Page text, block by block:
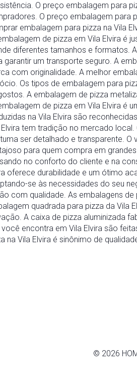
O preço embalagem para
O preço embalagem para
embalagem para pizza na Vila
de pizza em Vila Elvira é
diferentes tamanhos e formatos.
garantir um transporte seguro. A
com originalidade. A melhor
Os tipos de embalagem para
A embalagem de pizza
de pizza em Vila Elvira é
na Vila Elvira são
Elvira tem tradição no mercado
ser detalhado e transparente.
para quem compra em
no conforto do cliente e na
oferece durabilidade e um ótimo
se às necessidades do seu
com qualidade. As embalagens
quadrada para pizza da Vila
A caixa de pizza aluminizada
você encontra em Vila Elvira são
na Vila Elvira é sinônimo de
© 2026